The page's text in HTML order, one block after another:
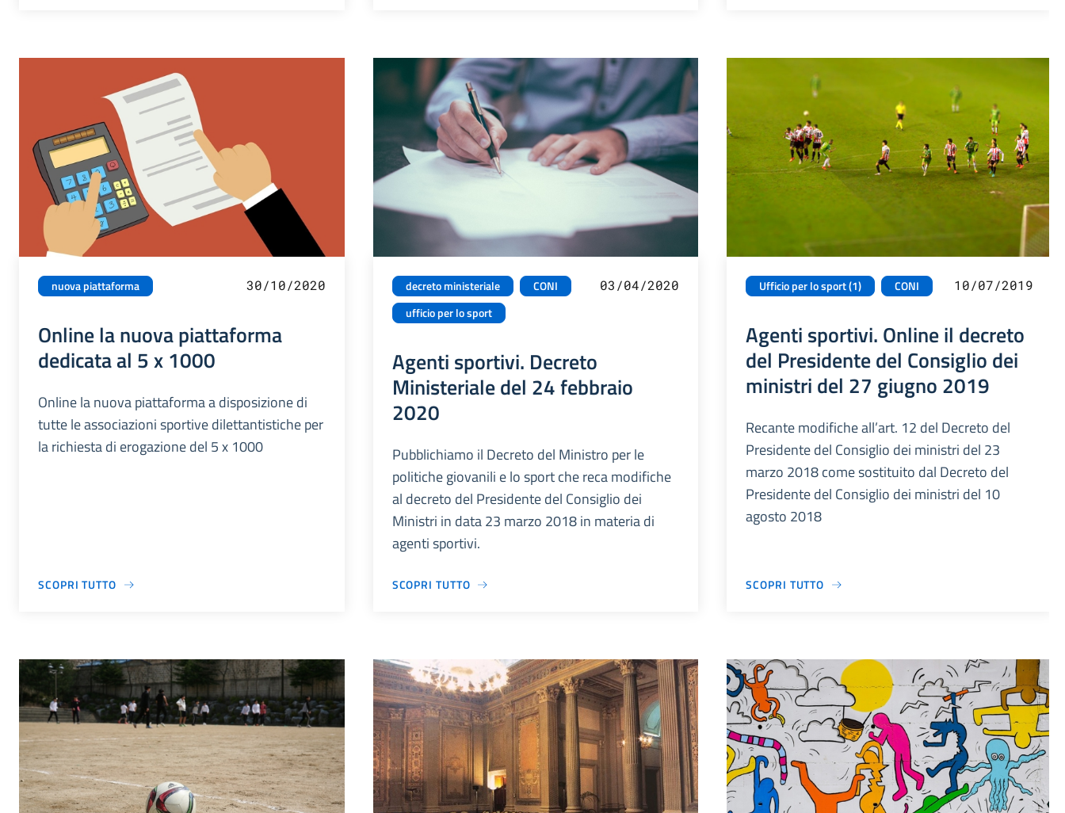
nuova piattaforma 30/10/2020
Online la nuova piattaforma
dedicata al 5 x 1000
Online la nuova piattaforma a disposizione di
tutte le associazioni sportive dilettantistiche per
la richiesta di erogazione del 5 x 1000
SCOPRI TUTTO
decreto ministeriale
CONI
ufficio per lo sport
03/04/2020
Agenti sportivi. Decreto
Ministeriale del 24 febbraio
2020
Pubblichiamo il Decreto del Ministro per le
politiche giovanili e lo sport che reca modifiche
al decreto del Presidente del Consiglio dei
Ministri in data 23 marzo 2018 in materia di
agenti sportivi.
SCOPRI TUTTO
Ufficio per lo sport (1) CONI 10/07/2019
Agenti sportivi. Online il decreto
del Presidente del Consiglio dei
ministri del 27 giugno 2019
Recante modifiche all’art. 12 del Decreto del
Presidente del Consiglio dei ministri del 23
marzo 2018 come sostituito dal Decreto del
Presidente del Consiglio dei ministri del 10
agosto 2018
SCOPRI TUTTO